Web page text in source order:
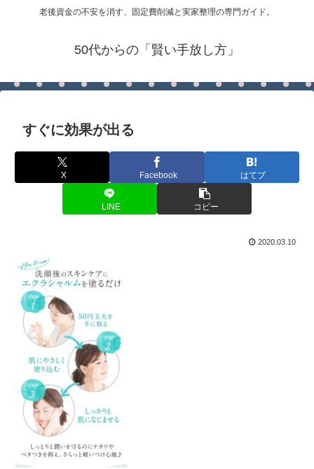
老後資金の不安を消す、固定費削減と実家整理の専門ガイド。
50代からの「賢い手放し方」
すぐに効果が出る
X Facebook はてブ
LINE コピー
2020.03.10